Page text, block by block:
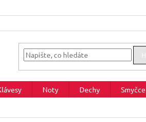
Noty Dechy Smyčce